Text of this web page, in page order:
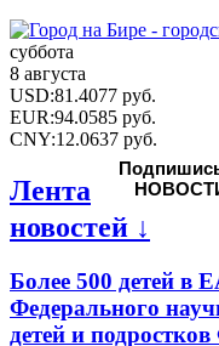
суббота
8 августа
USD:81.4077 руб.
EUR:94.0585 руб.
CNY:12.0637 руб.
Лента
новостей ↓
Более 500 детей в
Федерального
детей и